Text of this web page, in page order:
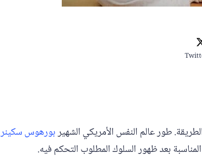
طور عالم النفس الأمريكي الشهيربورهوس سكينر
بعد ظهور السلوك المطلوب التحكم فيه.